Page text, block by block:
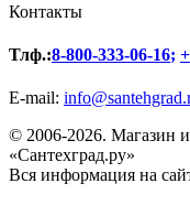
Контакты
Тлф.:8-800-333-06-16;
E-mail:
© 2006-2026. Магазин
«Сантехград.ру»
Вся информация на